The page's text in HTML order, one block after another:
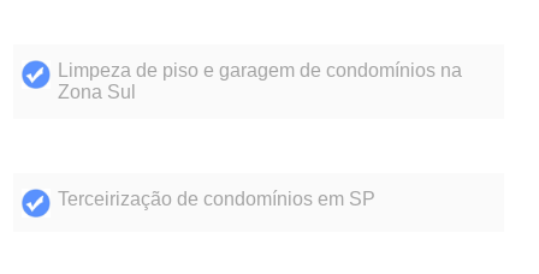
Limpeza de piso e garagem de condomínios na
Zona Sul
Terceirização de condomínios em SP